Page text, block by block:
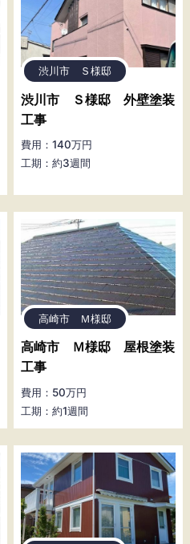
渋川市 Ｓ様邸
渋川市 Ｓ様邸 外壁塗装
工事
費用：140万円
工期：約3週間
高崎市 Ｍ様邸
高崎市 Ｍ様邸 屋根塗装
工事
費用：50万円
工期：約1週間